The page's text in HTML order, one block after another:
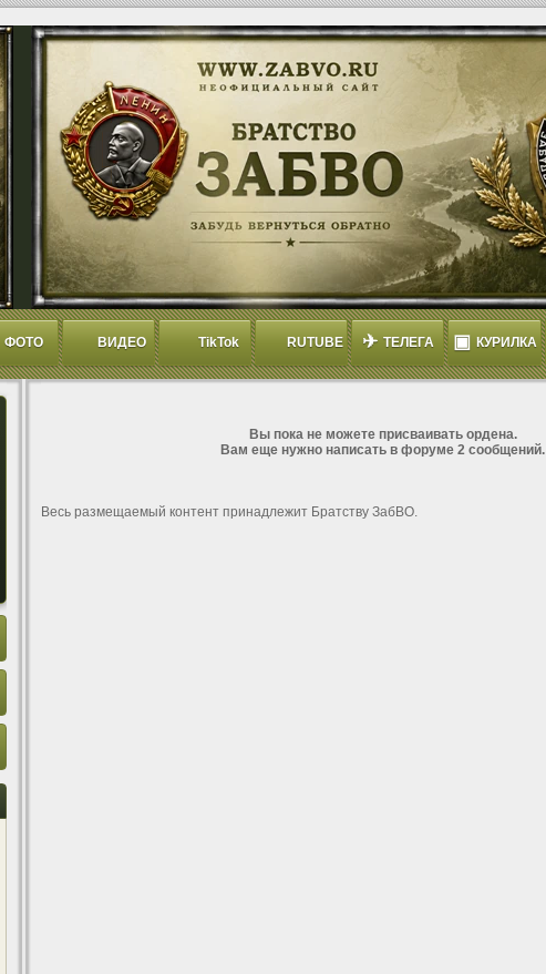
ФОТО ВИДЕО TikTok RUTUBE ✈ ТЕЛЕГА ▣ КУРИЛКА
Вы пока не можете присваивать ордена.
Вам еще нужно написать в форуме 2 сообщений.
Весь размещаемый контент принадлежит Братству ЗабВО.